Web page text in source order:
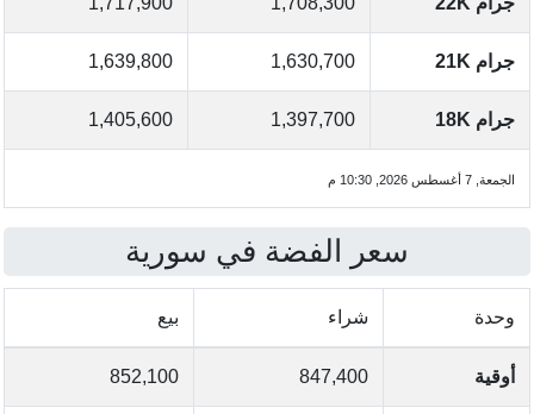
جرام 21K 1,630,700
1,639,800
جرام 18K 1,397,700
1,405,600
الجمعة, 7 أغسطس 2026, 10:30 م
سعر الفضة في سورية
وحدة شراء بيع
أوقية 847,400
852,100